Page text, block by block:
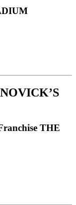
:
STADIUM
du sport.
THE